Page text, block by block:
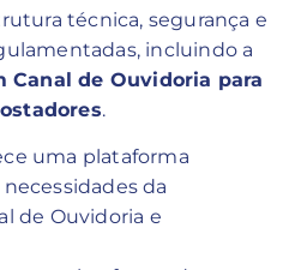
técnica, segurança e
incluindo a
Canal de Ouvidoria para
.
uma plataforma
da
de Ouvidoria e